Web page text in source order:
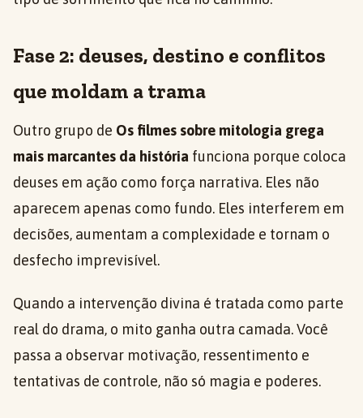
Fase 2: deuses, destino e conflitos
que moldam a trama
Outro grupo de Os filmes sobre mitologia grega
mais marcantes da história funciona porque coloca
deuses em ação como força narrativa. Eles não
aparecem apenas como fundo. Eles interferem em
decisões, aumentam a complexidade e tornam o
desfecho imprevisível.
Quando a intervenção divina é tratada como parte
real do drama, o mito ganha outra camada. Você
passa a observar motivação, ressentimento e
tentativas de controle, não só magia e poderes.